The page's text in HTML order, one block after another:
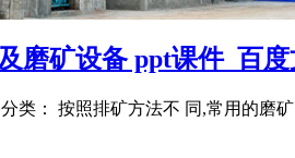
磨矿设备 ppt课件_百
类： 按照排矿方法不 同,常用的磨